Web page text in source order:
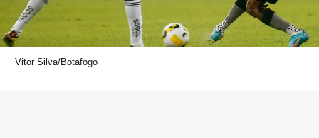
Vitor Silva/Botafogo